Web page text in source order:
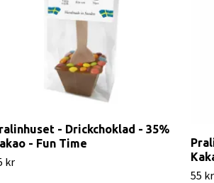
- Drickchoklad - 35%
- Fun Time
kr
55 kr